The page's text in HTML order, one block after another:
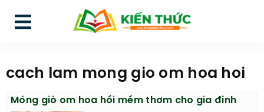
cach lam mong gio om hoa hoi
Móng giò om hoa hồi mềm thơm cho gia đình